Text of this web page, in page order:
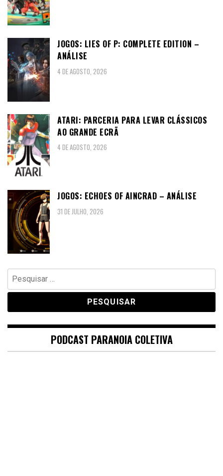
JOGOS: LIES OF P: COMPLETE EDITION –
ANÁLISE
4 DE AGOSTO, 2026
ATARI: PARCERIA PARA LEVAR CLÁSSICOS
AO GRANDE ECRÃ
4 DE AGOSTO, 2026
JOGOS: ECHOES OF AINCRAD – ANÁLISE
31 DE JULHO, 2026
Pesquisar
por:
PODCAST PARANOIA COLETIVA